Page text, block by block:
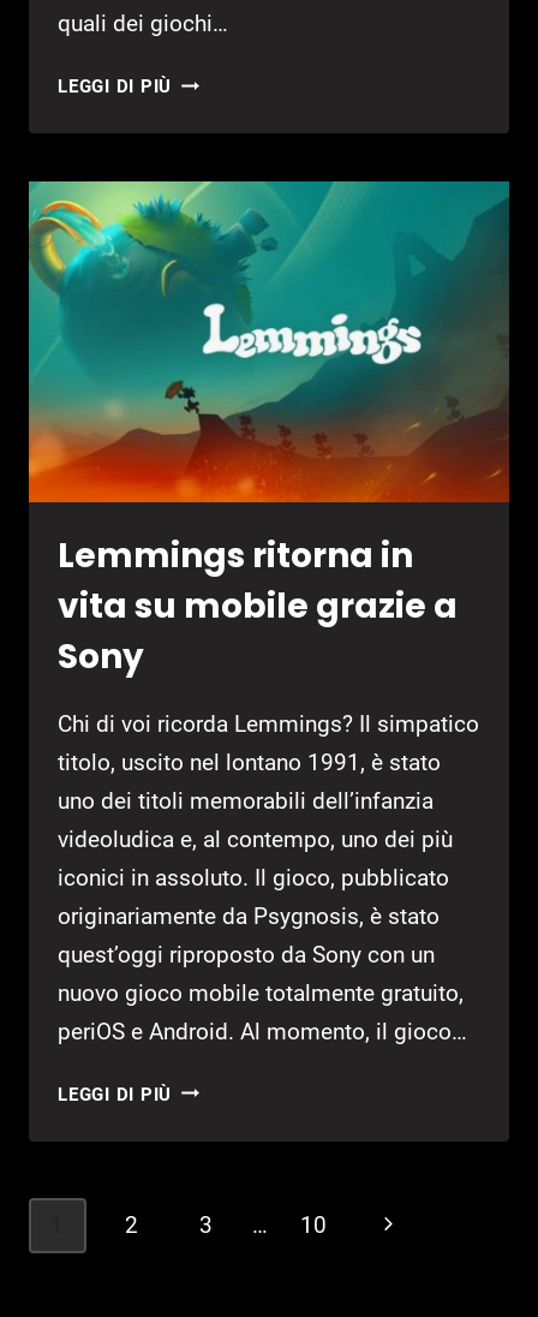
quali dei giochi…
LEGGI DI PIÙ BACK
TIME
JAMES
POND
2:
CODENAME
ROBOCOD
Lemmings ritorna in
vita su mobile grazie a
Sony
Chi di voi ricorda Lemmings? Il simpatico
titolo, uscito nel lontano 1991, è stato
uno dei titoli memorabili dell’infanzia
videoludica e, al contempo, uno dei più
iconici in assoluto. Il gioco, pubblicato
originariamente da Psygnosis, è stato
quest’oggi riproposto da Sony con un
nuovo gioco mobile totalmente gratuito,
periOS e Android. Al momento, il gioco…
LEGGI DI PIÙ LEMMINGS
IN
MOBILE
Navigazione
2 3 … 10
Pagina